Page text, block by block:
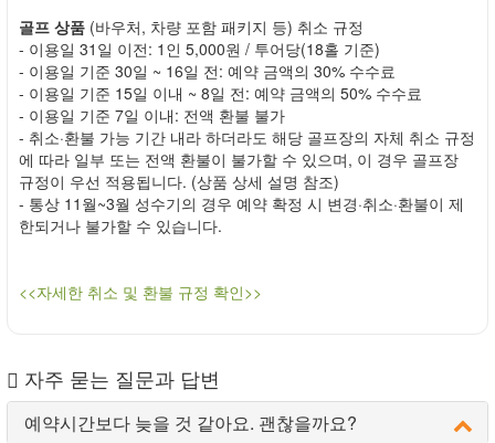
골프 상품 (바우처, 차량 포함 패키지 등) 취소 규정
- 이용일 31일 이전: 1인 5,000원 / 투어당(18홀 기준)
- 이용일 기준 30일 ~ 16일 전: 예약 금액의 30% 수수료
- 이용일 기준 15일 이내 ~ 8일 전: 예약 금액의 50% 수수료
- 이용일 기준 7일 이내: 전액 환불 불가
- 취소·환불 가능 기간 내라 하더라도 해당 골프장의 자체 취소 규정
에 따라 일부 또는 전액 환불이 불가할 수 있으며, 이 경우 골프장
규정이 우선 적용됩니다. (상품 상세 설명 참조)
- 통상 11월~3월 성수기의 경우 예약 확정 시 변경·취소·환불이 제
한되거나 불가할 수 있습니다.
<<자세한 취소 및 환불 규정 확인>>
자주 묻는 질문과 답변
예약시간보다 늦을 것 같아요. 괜찮을까요?